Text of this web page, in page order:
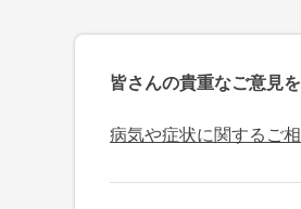
皆さんの貴重なご意見
病気や症状に関するご